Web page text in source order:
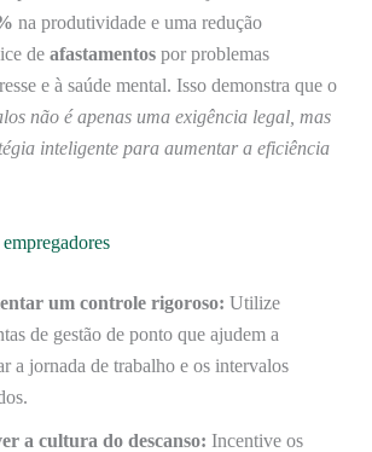
na produtividade e uma redução
de afastamentos por problemas
e à saúde mental. Isso demonstra que o
não é apenas uma exigência legal, mas
inteligente para aumentar a eficiência
um controle rigoroso: Utilize
de gestão de ponto que ajudem a
a jornada de trabalho e os intervalos
a cultura do descanso: Incentive os